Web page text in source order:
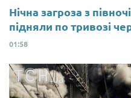
Нічна загроза з
підняли по тривозі
01:58